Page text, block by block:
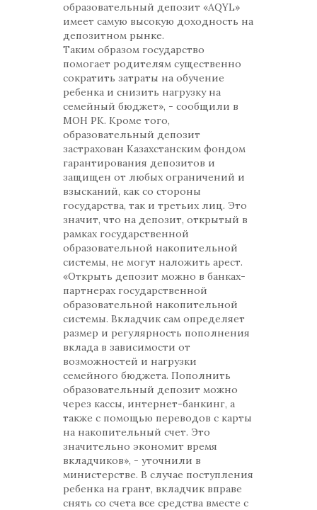
образовательный депозит «AQYL»
имеет самую высокую доходность на
депозитном рынке.
Таким образом государство
помогает родителям существенно
сократить затраты на обучение
ребенка и снизить нагрузку на
семейный бюджет», - сообщили в
МОН РК. Кроме того,
образовательный депозит
застрахован Казахстанским фондом
гарантирования депозитов и
защищен от любых ограничений и
взысканий, как со стороны
государства, так и третьих лиц. Это
значит, что на депозит, открытый в
рамках государственной
образовательной накопительной
системы, не могут наложить арест.
«Открыть депозит можно в банках-
партнерах государственной
образовательной накопительной
системы. Вкладчик сам определяет
размер и регулярность пополнения
вклада в зависимости от
возможностей и нагрузки
семейного бюджета. Пополнить
образовательный депозит можно
через кассы, интернет-банкинг, а
также с помощью переводов с карты
на накопительный счет. Это
значительно экономит время
вкладчиков», - уточнили в
министерстве. В случае поступления
ребенка на грант, вкладчик вправе
снять со счета все средства вместе с